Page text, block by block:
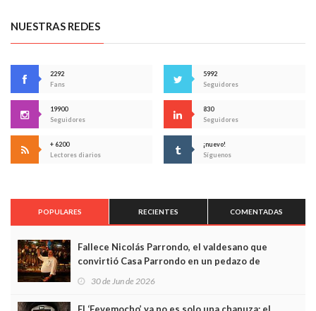
NUESTRAS REDES
2292
Fans
5992
Seguidores
19900
Seguidores
830
Seguidores
+ 6200
Lectores diarios
¡nuevo!
Síguenos
POPULARES RECIENTES COMENTADAS
Fallece Nicolás Parrondo, el valdesano que
convirtió Casa Parrondo en un pedazo de
30 de Jun de 2026